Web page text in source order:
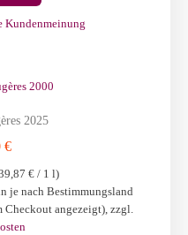
Kundenmeinung
2025
€
€/ 1 l)
je nach Bestimmungsland
Checkout angezeigt), zzgl.